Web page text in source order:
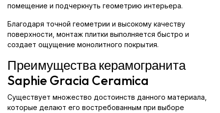
помещение и подчеркнуть геометрию интерьера.
Благодаря точной геометрии и высокому качеству
поверхности, монтаж плитки выполняется быстро и
создает ощущение монолитного покрытия.
Преимущества керамогранита
Saphie Gracia Ceramica
Существует множество достоинств данного материала,
которые делают его востребованным при выборе